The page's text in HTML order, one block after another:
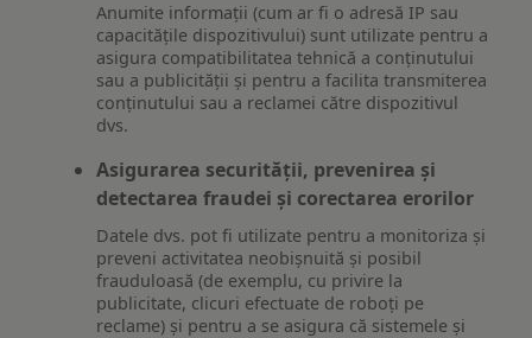
Anumite informații (cum ar fi o adresă IP sau
capacitățile dispozitivului) sunt utilizate pentru a
asigura compatibilitatea tehnică a conținutului
sau a publicității și pentru a facilita transmiterea
conținutului sau a reclamei către dispozitivul
dvs.
Asigurarea securității, prevenirea și
detectarea fraudei și corectarea erorilor
Datele dvs. pot fi utilizate pentru a monitoriza și
preveni activitatea neobișnuită și posibil
frauduloasă (de exemplu, cu privire la
publicitate, clicuri efectuate de roboți pe
reclame) și pentru a se asigura că sistemele și